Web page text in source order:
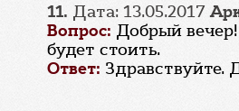
11. Дата: 13.05.2017
Вопрос: Добрый
будет стоить.
Ответ: Здравствуйте.